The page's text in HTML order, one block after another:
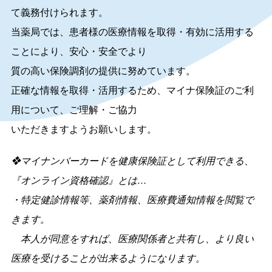
て義務付けられます。
当薬局では、患者様の医療情報を取得・有効に活用する
ことにより、安心・安全でより
質の高い保険調剤の提供に努めています。
正確な情報を取得・活用するため、マイナ保険証のご利
用について、ご理解・ご協力
いただきますようお願いします。
❖マイナンバーカードを健康保険証として利用できる、
『オンライン資格確認』とは…
・特定健診情報等、薬剤情報、医療費通知情報を閲覧で
きます。
本人が同意をすれば、医療関係者と共有し、より良い
医療を受けることが出来るようになります。